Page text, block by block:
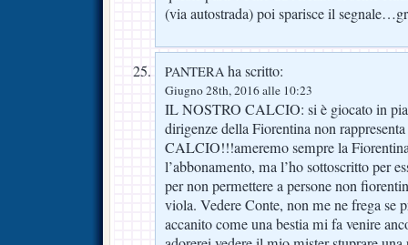
(via autostrada) poi sparisce il
PANTERA ha scritto:
Giugno 28th, 2016 alle 10:23
IL NOSTRO CALCIO: si è giocato in
dirigenze della Fiorentina non
CALCIO!!!ameremo sempre la
l’abbonamento, ma l’ho sottoscritto per
per non permettere a persone non
viola. Vedere Conte, non me ne frega se
accanito come una bestia mi fa venire